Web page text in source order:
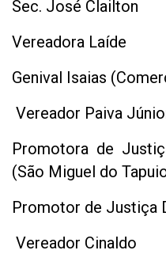
Sec. José Clailton
Vereadora Laíde
Genival Isaias
Vereador Paiva
Promotora de
(São Miguel do
Promotor de Justiça
Vereador Cinaldo